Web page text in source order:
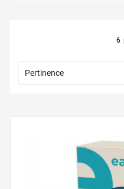
6
Pertinence